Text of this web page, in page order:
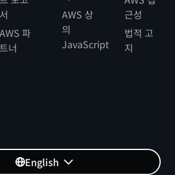
서
AWS 파
트너
AWS 상
의
JavaScript
근성
법적 고
지
English